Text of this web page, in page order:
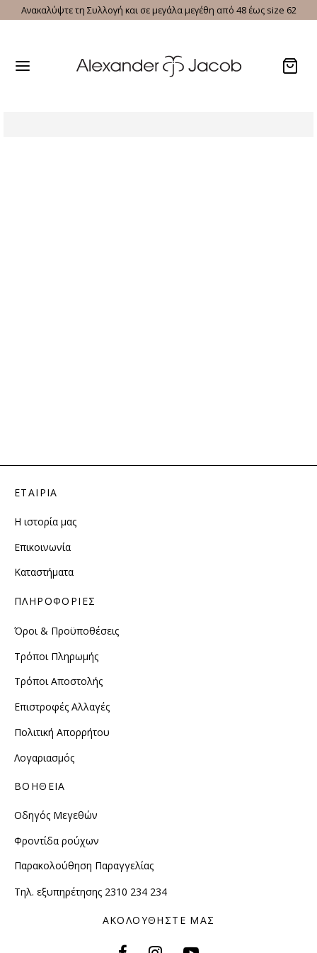
Ανακαλύψτε τη Συλλογή και σε μεγάλα μεγέθη από 48 έως size 62
ΕΤΑΙΡΙΑ
Η ιστορία μας
Επικοινωνία
Καταστήματα
ΠΛΗΡΟΦΟΡΙΕΣ
Όροι & Προϋποθέσεις
Τρόποι Πληρωμής
Τρόποι Αποστολής
Επιστροφές Αλλαγές
Πολιτική Απορρήτου
Λογαριασμός
ΒΟΗΘΕΙΑ
Οδηγός Μεγεθών
Φροντίδα ρούχων
Παρακολούθηση Παραγγελίας
Τηλ. εξυπηρέτησης 2310 234 234
ΑΚΟΛΟΥΘΗΣΤΕ ΜΑΣ